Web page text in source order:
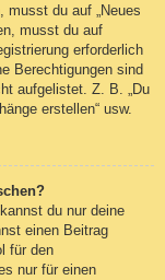
musst du auf „Neues
musst du auf
erforderlich
Berechtigungen sind
aufgelistet. Z. B. „Du
erstellen“ usw.
du nur deine
einen Beitrag
für den
nur für einen